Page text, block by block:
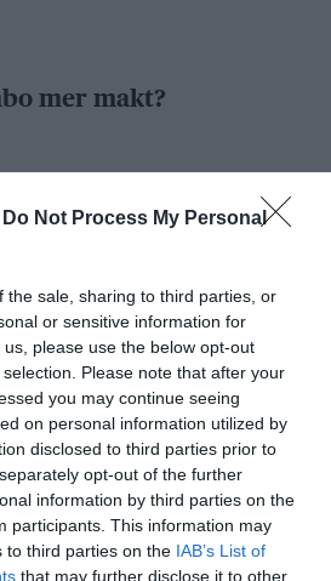
Do Not Process My Personal
the sale, sharing to third parties, or
or sensitive information for
please use the below opt-out
Please note that after your
you may continue seeing
on personal information utilized by
disclosed to third parties prior to
opt-out of the further
information by third parties on the
participants. This information may
to third parties on the IAB’s List of
that may further disclose it to other
mer makt?
Byskvaller växer –
familjen
gästar
i Norrtälje